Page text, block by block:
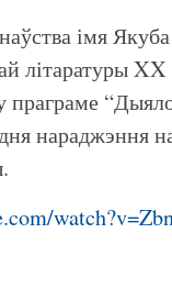
імя
літаратуры
праграме
нараджэння